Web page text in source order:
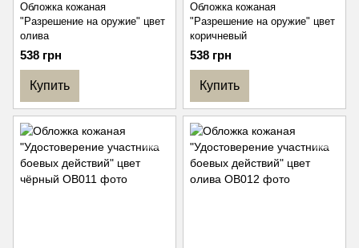
Обложка кожаная
"Разрешение на оружие" цвет
олива
538 грн
Купить
Обложка кожаная
"Разрешение на оружие" цвет
коричневый
538 грн
Купить